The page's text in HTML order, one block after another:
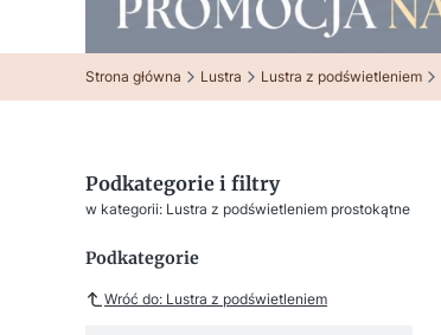
Strona główna Lustra Lustra z podświetleniem
Podkategorie i filtry
w kategorii: Lustra z podświetleniem prostokątne
Podkategorie
Wróć do: Lustra z podświetleniem